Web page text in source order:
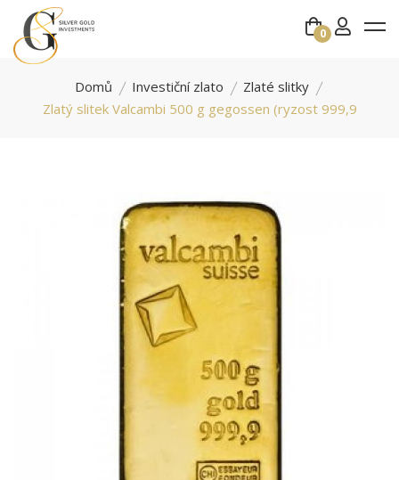
0
Domů Investiční zlato
Zlaté slitky
Zlatý slitek Valcambi 500 g gegossen (ryzost 999,9